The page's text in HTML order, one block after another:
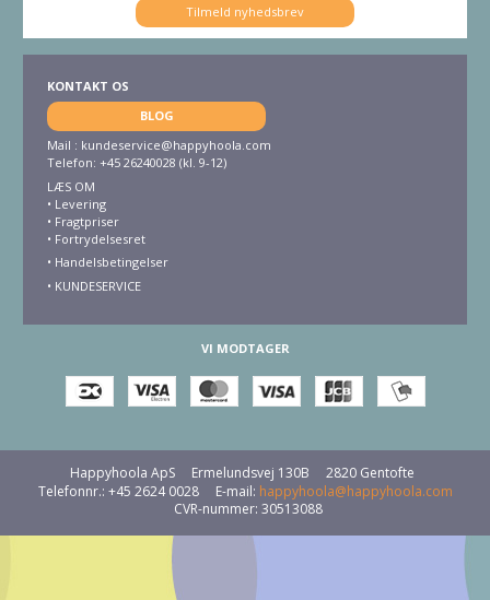
Tilmeld nyhedsbrev
KONTAKT OS
BLOG
Mail : kundeservice@happyhoola.com
Telefon: +45 26240028 (kl. 9-12)
LÆS OM
• Levering
• Fragtpriser
• Fortrydelsesret
• Handelsbetingelser
• KUNDESERVICE
VI MODTAGER
Happyhoola ApS Ermelundsvej 130B
2820 Gentofte
Telefonnr.: +45 2624 0028 E-mail: happyhoola@happyhoola.com
CVR-nummer: 30513088